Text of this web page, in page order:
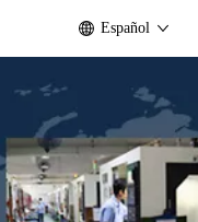
Español